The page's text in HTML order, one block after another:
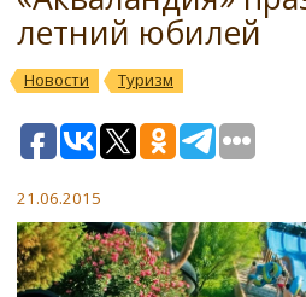
летний юбилей
Новости Туризм
21.06.2015